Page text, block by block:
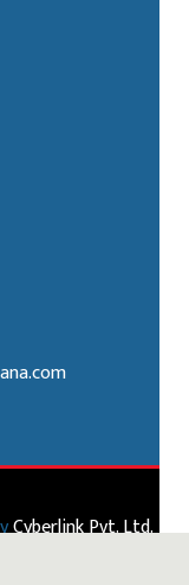
Cyberlink Pvt. Ltd.